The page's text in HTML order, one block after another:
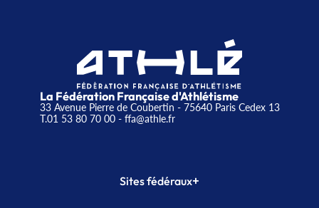
La Fédération Française d'Athlétisme
33 Avenue Pierre de Coubertin - 75640 Paris Cedex 13
T.01 53 80 70 00- ffa@athle.fr
Sites fédéraux+